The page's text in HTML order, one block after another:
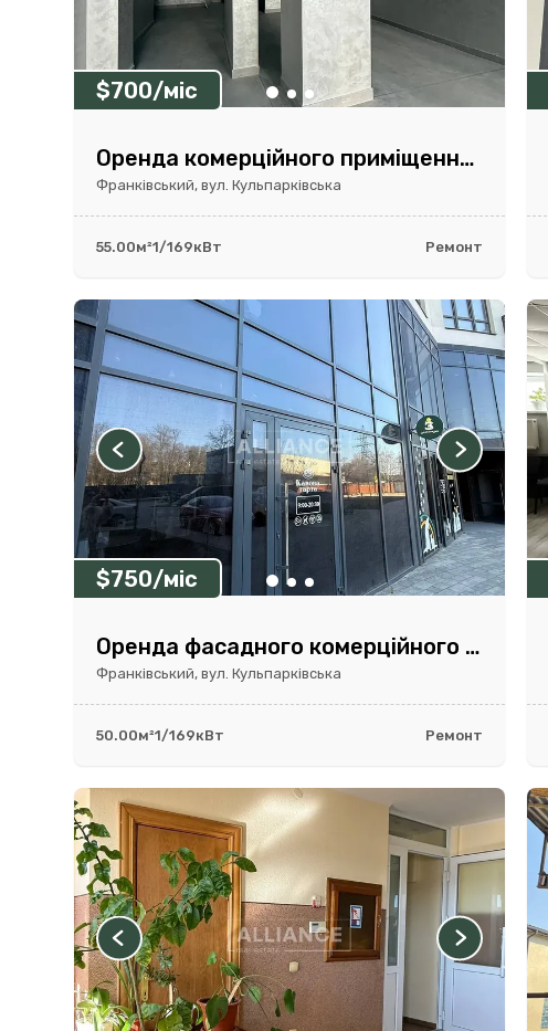
$700/міс
Оренда комерційного приміщення 55 м² в ЖК Parus City I Фасад
Франківський, вул. Кульпарківська
55.00м²1/169кВт Ремонт
$750/міс
Оренда фасадного комерційного приміщення в ЖК Parus City 50 м²
Франківський, вул. Кульпарківська
50.00м²1/169кВт Ремонт